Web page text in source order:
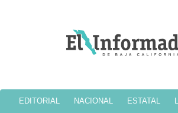
EDITORIAL NACIONAL ESTATAL